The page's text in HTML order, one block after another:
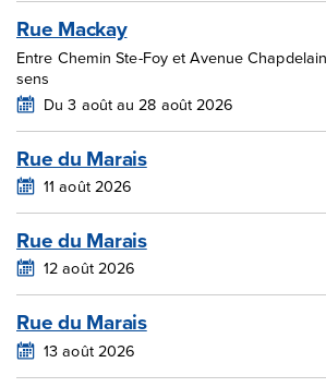
Rue Mackay
Entre Chemin Ste-Foy et Avenue
sens
Du 3 août au 28 août 2026
Rue du Marais
11 août 2026
Rue du Marais
12 août 2026
Rue du Marais
13 août 2026